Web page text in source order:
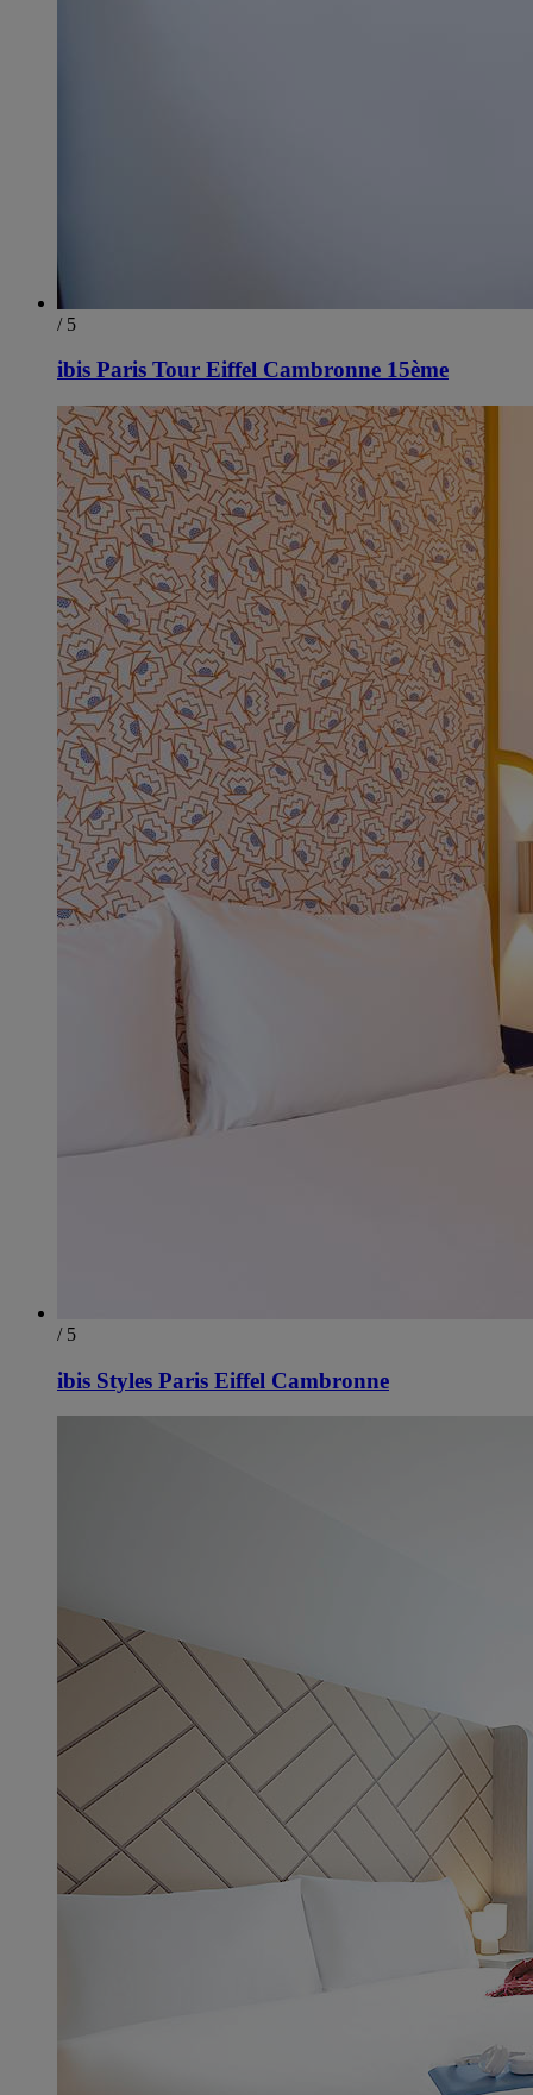
/ 5
ibis Paris Tour Eiffel Cambronne 15ème
/ 5
ibis Styles Paris Eiffel Cambronne